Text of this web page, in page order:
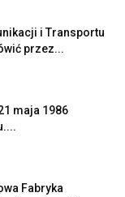
i Transportu
przez...
maja 1986
Fabryka